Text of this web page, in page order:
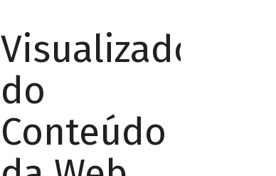
Visualizador
do
Conteúdo